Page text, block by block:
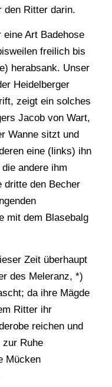
den Ritter darin.
Art Badehose
freilich bis
herabsank. Unser
Heidelberger
zeigt ein solches
Jacob von Wart,
Wanne sitzt und
eine (links) ihn
andere ihm
dritte den Becher
mit dem Blasebalg
Zeit überhaupt
des Meleranz, *)
da ihre Mägde
Ritter ihr
reichen und
zur Ruhe
Mücken